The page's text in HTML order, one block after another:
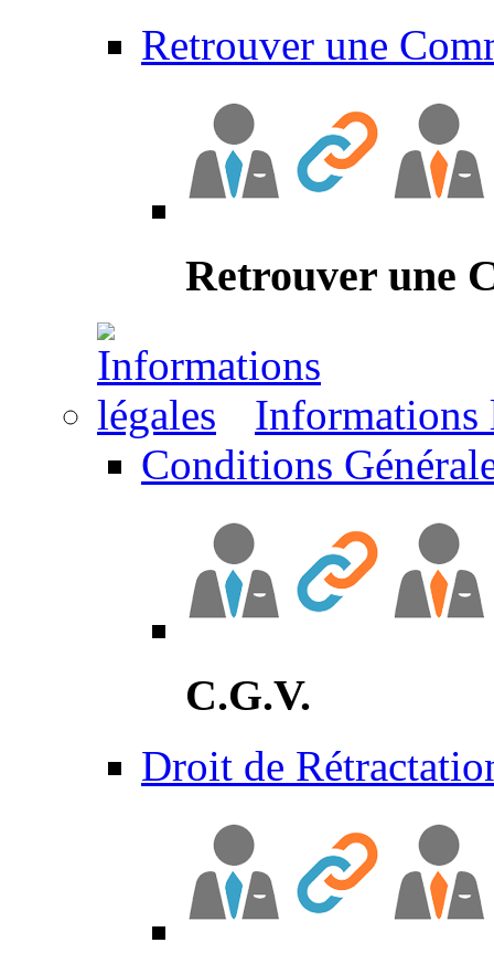
Retrouver une
Retrouver une
Informations
Conditions
C.G.V.
Droit de